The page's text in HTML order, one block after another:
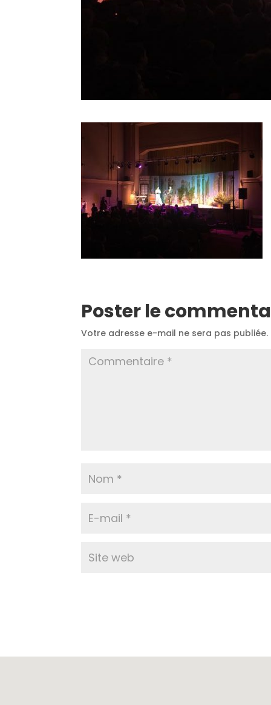
Poster le
Votre adresse e-mail ne sera pas publiée.